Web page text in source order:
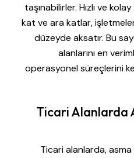
taşınabilirler. Hızlı ve
kat ve ara katlar,
düzeyde aksatır. Bu
alanlarını en
operasyonel süreçlerini
Ticari Alanlarda
Ticari alanlarda, asma